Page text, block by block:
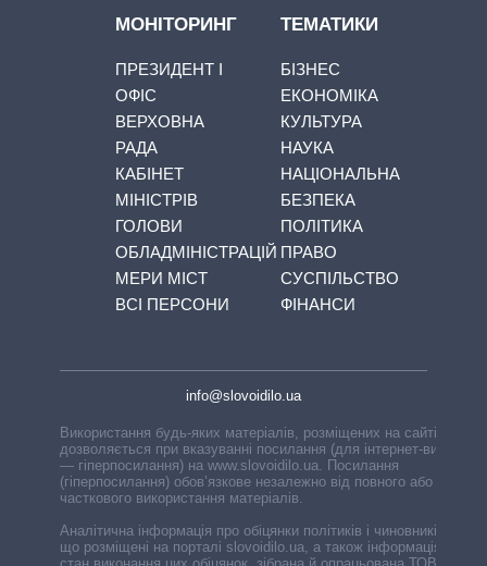
МОНІТОРИНГ
ПРЕЗИДЕНТ І
ОФІС
ВЕРХОВНА
РАДА
КАБІНЕТ
МІНІСТРІВ
ГОЛОВИ
ОБЛАДМІНІСТРАЦІЙ
МЕРИ МІСТ
ВСІ ПЕРСОНИ
ТЕМАТИКИ
БІЗНЕС
ЕКОНОМІКА
КУЛЬТУРА
НАУКА
НАЦІОНАЛЬНА
БЕЗПЕКА
ПОЛІТИКА
ПРАВО
СУСПІЛЬСТВО
ФІНАНСИ
info@slovoidilo.ua
Використання будь-яких матеріалів, розміщених на сайті,
дозволяється при вказуванні посилання (для інтернет-видань
— гіперпосилання) на www.slovoidilo.ua. Посилання
(гіперпосилання) обов’язкове незалежно від повного або
часткового використання матеріалів.
Аналітична інформація про обіцянки політиків і чиновників,
що розміщені на порталі slovoidilo.ua, а також інформація про